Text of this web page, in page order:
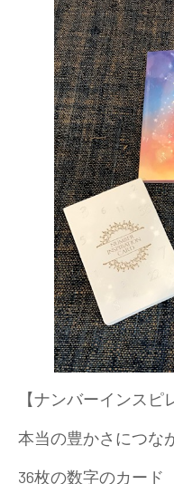
【ナンバーインスピ
本当の豊かさにつな
36枚の数字のカード